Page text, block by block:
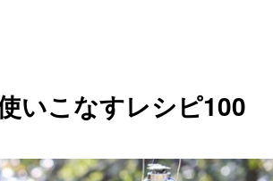
いこなすレシピ100